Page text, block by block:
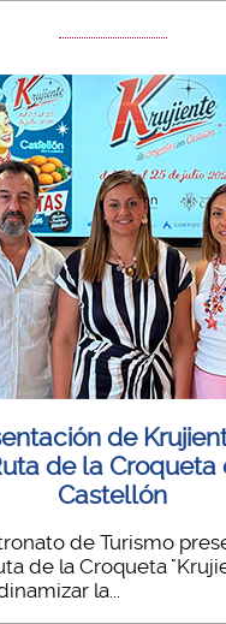
de
de la Croqueta
Castellón
de Turismo
de la Croqueta
la...